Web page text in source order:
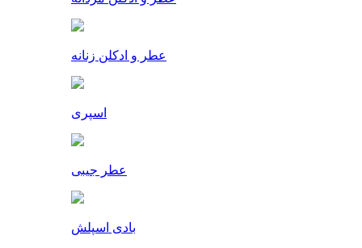
عطر و ادکلن زنانه
اسپری
عطر جیبی
بادی اسپلش